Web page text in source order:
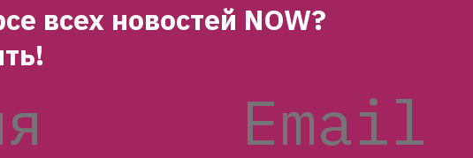
всех новостей NOW?